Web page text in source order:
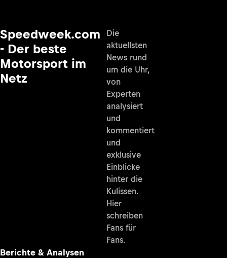
Speedweek.com
- Der beste
Motorsport im
Netz
Die
aktuellsten
News rund
um die Uhr,
von
Experten
analysiert
und
kommentiert
und
exklusive
Einblicke
hinter die
Kulissen.
Hier
schreiben
Fans für
Fans.
Berichte & Analysen